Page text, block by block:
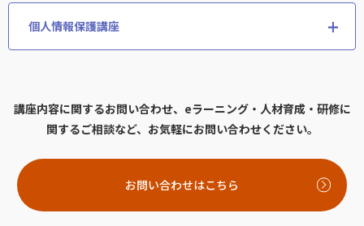
個人情報保護講座
講座内容に関するお問い合わせ、eラーニング・人材育成・研修に
関するご相談など、お気軽にお問い合わせください。
お問い合わせはこちら